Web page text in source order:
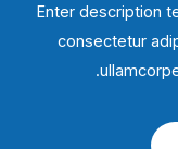
Enter
consectetur